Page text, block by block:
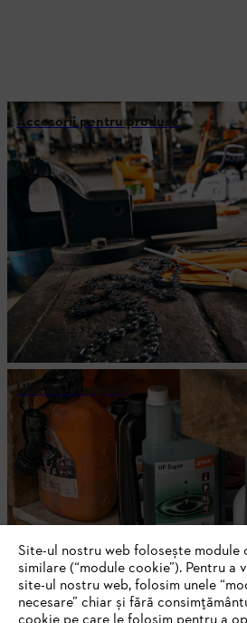
Accesorii pentru produse
Ulei & Detergenţi
Site-ul nostru web folosește
similare (“module cookie”). Pentru a
site-ul nostru web, folosim unele
necesare” chiar și fără